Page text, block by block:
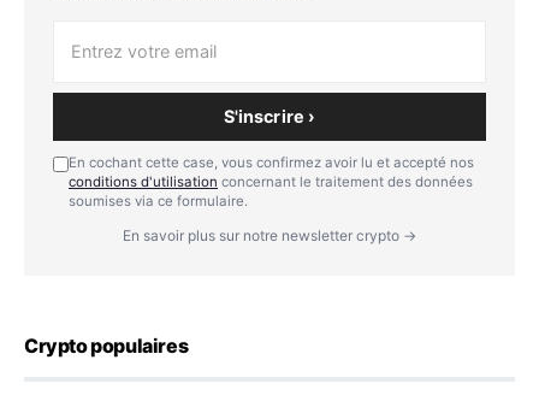
S'inscrire ›
En cochant cette case, vous confirmez avoir lu et accepté nos
conditions d'utilisation concernant le traitement des données
soumises via ce formulaire.
En savoir plus sur notre newsletter crypto →
Crypto populaires